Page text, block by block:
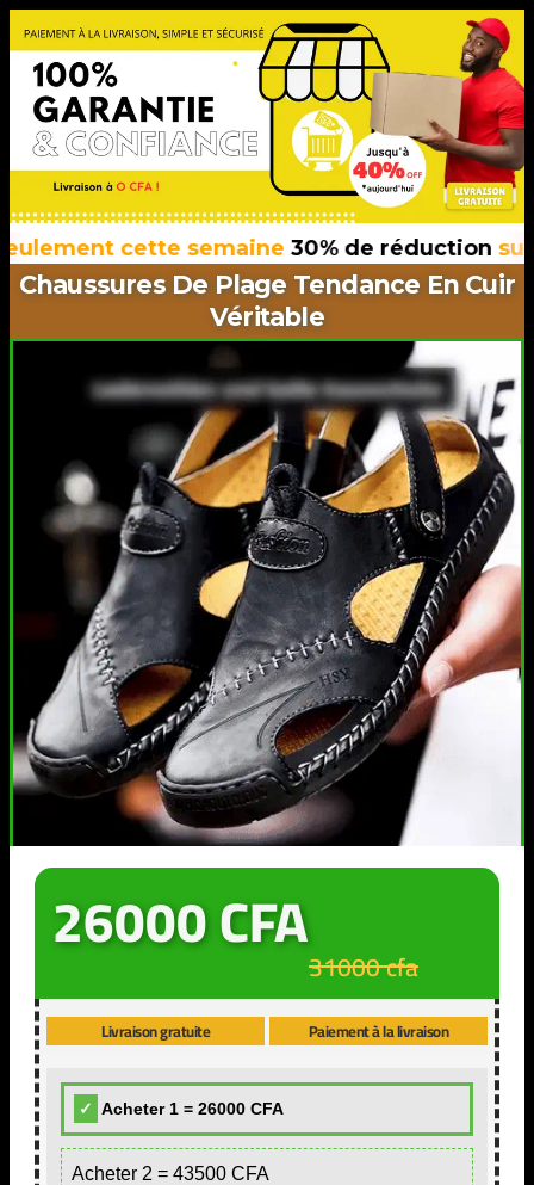
cette semaine30% de réductionsur tous
Chaussures De Plage Tendance En Cuir
Véritable
26000 CFA31000 cfa
Livraison gratuite Paiement à la livraison
Acheter 1 = 26000 CFA
Acheter 2 = 43500 CFA